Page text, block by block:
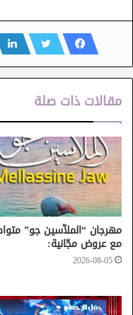
كما شدّدت السيدة
ومسابقاته وحفلي
أدق التفاصيل وأهمية
هذه التظاهرة
بالذائقة الفنية.
يذكر أن هذه الدورة
والمسابقات الرسمية،
يحاضر فيها ثلّة من
مقالات ذات صلة
مهرجان “الملاّسين جو”
مع عروض مجّانية:
2026-08-05